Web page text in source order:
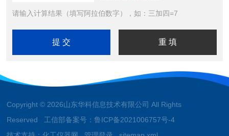
请输入计算结果（填写阿拉伯数字），如：三加四=7
Copyright © 2026山东华科信息技术有限公司 All Rights
Reserved 工信部备案号：鲁ICP备2021006757号-4